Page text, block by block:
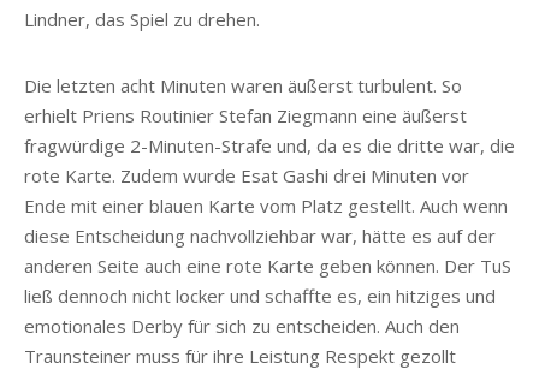
Lindner, das Spiel zu drehen.
Die letzten acht Minuten waren äußerst turbulent. So
erhielt Priens Routinier Stefan Ziegmann eine äußerst
fragwürdige 2-Minuten-Strafe und, da es die dritte war, die
rote Karte. Zudem wurde Esat Gashi drei Minuten vor
Ende mit einer blauen Karte vom Platz gestellt. Auch wenn
diese Entscheidung nachvollziehbar war, hätte es auf der
anderen Seite auch eine rote Karte geben können. Der TuS
ließ dennoch nicht locker und schaffte es, ein hitziges und
emotionales Derby für sich zu entscheiden. Auch den
Traunsteiner muss für ihre Leistung Respekt gezollt